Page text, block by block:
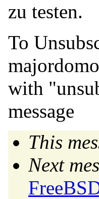
zu testen.
To
with
message
This
Next